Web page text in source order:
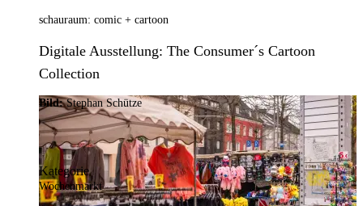
schauraum: comic + cartoon
Digitale Ausstellung: The Consumer´s Cartoon
Collection
Bild:Stephan Schütze
Kategorie
Wochenmarkt